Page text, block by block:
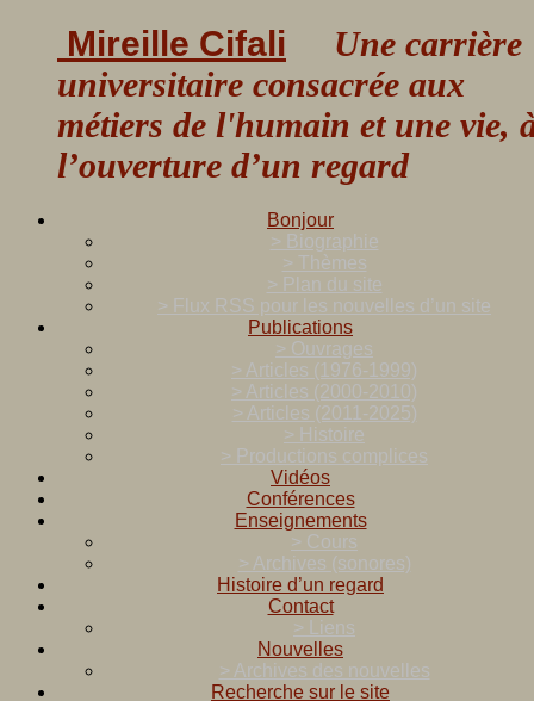
Mireille Cifali Une carrière
universitaire consacrée aux
métiers de l'humain et une vie,
l’ouverture d’un regard
Bonjour
> Biographie
> Thèmes
> Plan du site
> Flux RSS pour les nouvelles d’un site
Publications
> Ouvrages
> Articles (1976-1999)
> Articles (2000-2010)
> Articles (2011-2025)
> Histoire
> Productions complices
Vidéos
Conférences
Enseignements
> Cours
> Archives (sonores)
Histoire d’un regard
Contact
> Liens
Nouvelles
> Archives des nouvelles
Recherche sur le site